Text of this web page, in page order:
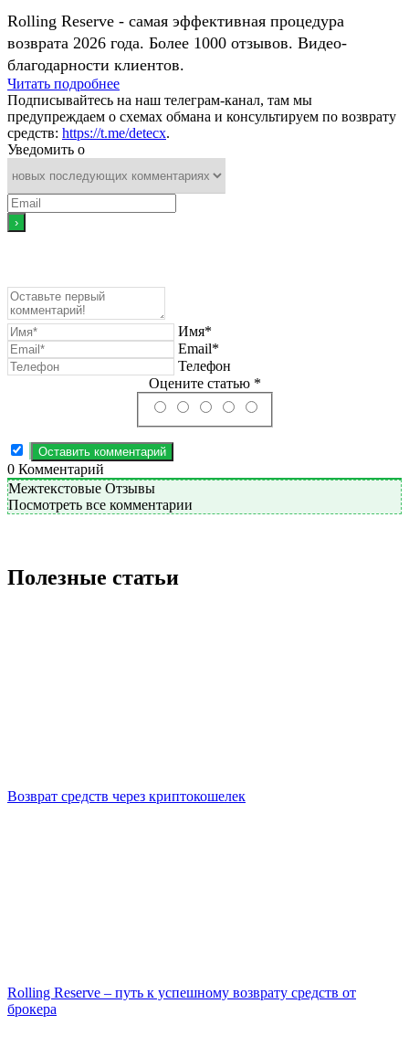
Rolling Reserve - самая эффективная процедура
возврата 2026 года. Более 1000 отзывов. Видео-
благодарности клиентов.
Читать подробнее
Подписывайтесь на наш телеграм-канал, там мы
предупреждаем о схемах обмана и консультируем по возврату
средств: https://t.me/detecx.
Уведомить о
Имя*
Email*
Телефон
Оцените статью *
0 Комментарий
Межтекстовые Отзывы
Посмотреть все комментарии
Полезные статьи
Возврат средств через криптокошелек
Rolling Reserve – путь к успешному возврату средств от
брокера